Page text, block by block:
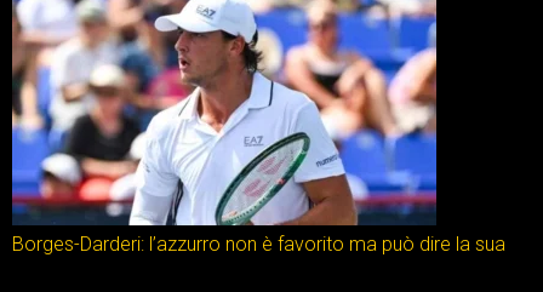
Borges-Darderi: l’azzurro non è favorito ma può dire la sua